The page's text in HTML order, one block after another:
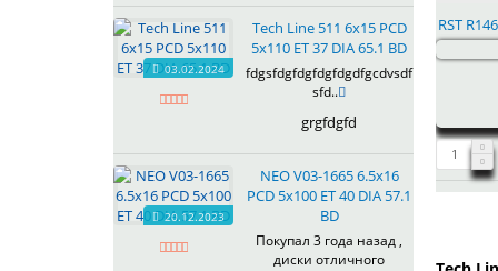
R247
R248
R25703.02.2024
Tech Line 511 6x15 PCD
5x110 ET 37 DIA 65.1 BD
fdgsfdgfdgfdgfdgdfgcdvsdf
sfd..
grgfdgfd
20.12.2023
NEO V03-1665 6.5x16
PCD 5x100 ET 40 DIA 57.1
BD
Покупал 3 года назад ,
диски отличного
RST